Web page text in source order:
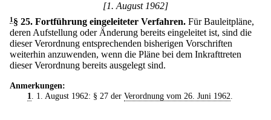
[1. August 1962]
1 § 25. Fortführung eingeleiteter Verfahren. Für Bauleitpläne,
deren Aufstellung oder Änderung bereits eingeleitet ist, sind die
dieser Verordnung entsprechenden bisherigen Vorschriften
weiterhin anzuwenden, wenn die Pläne bei dem Inkrafttreten
dieser Verordnung bereits ausgelegt sind.
Anmerkungen:
1
. 1. August 1962: § 27 der Verordnung vom 26. Juni 1962